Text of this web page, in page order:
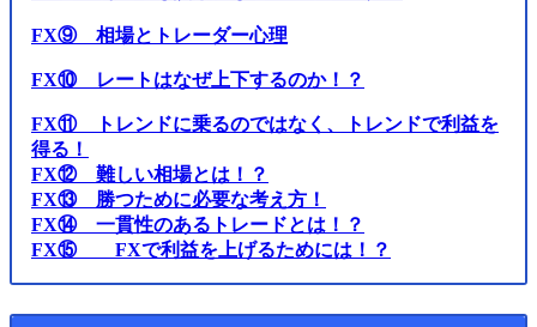
FX⑨ 相場とトレーダー心理
FX⑩ レートはなぜ上下するのか！？
FX⑪ トレンドに乗るのではなく、トレンドで利益を
得る！
FX⑫ 難しい相場とは！？
FX⑬ 勝つために必要な考え方！
FX⑭ 一貫性のあるトレードとは！？
FX⑮ FXで利益を上げるためには！？